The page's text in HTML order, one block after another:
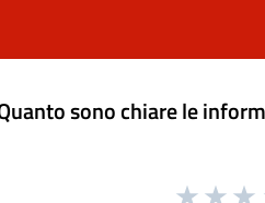
sono chiare le